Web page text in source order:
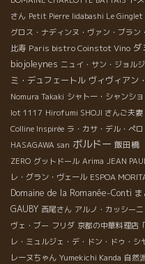
さん Petit Pierre Iidabashi Le Ginglet
グロス・ナディンヌ・ヴァン・ブラン
比寿 Paris bistro Coinstot Vino ダ
biojoleynes ニュイ・サン・ジョル
ミ・デュフェートル ヴィヴィアン
Nomura Takaki シャトー・シャンシ
lot 1117 Hirofumi SHOJI さんご夫妻
Colline Inspirée ラ・カサ・デル・ぺロ
HASAGAWA san ボルドー 飯田橋
ZERO グットドール Arima JEAN
レ・グラン・ヴェール ESPOA
Domaine de la Romanée-Conti
GAUBY 西尾さん アルノ・カッシーニ
ヴェ・ブー フリダ 京都の中華料理店
レ・ミュルジェ・デ・ドン・ドゥ・シ
レーヌちゃん Yumekichi Kanda 自然